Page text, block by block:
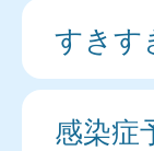
すきす
感染症